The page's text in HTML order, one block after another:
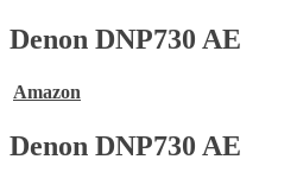
Denon DNP730 AE
Amazon
Denon DNP730 AE